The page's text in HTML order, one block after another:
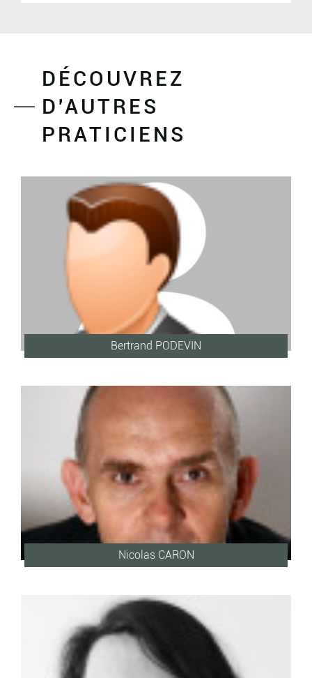
DÉCOUVREZ
D'AUTRES
PRATICIENS
Bertrand PODEVIN
Nicolas CARON